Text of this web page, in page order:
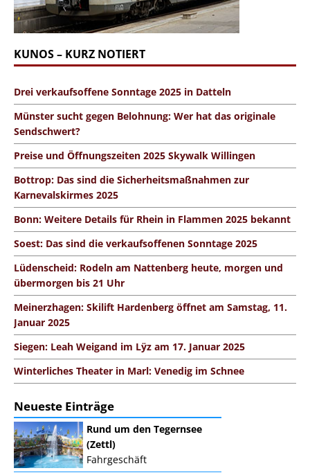
KUNOS – KURZ NOTIERT
Drei verkaufsoffene Sonntage 2025 in Datteln
Münster sucht gegen Belohnung: Wer hat das originale
Sendschwert?
Preise und Öffnungszeiten 2025 Skywalk Willingen
Bottrop: Das sind die Sicherheitsmaßnahmen zur
Karnevalskirmes 2025
Bonn: Weitere Details für Rhein in Flammen 2025 bekannt
Soest: Das sind die verkaufsoffenen Sonntage 2025
Lüdenscheid: Rodeln am Nattenberg heute, morgen und
übermorgen bis 21 Uhr
Meinerzhagen: Skilift Hardenberg öffnet am Samstag, 11.
Januar 2025
Siegen: Leah Weigand im Lÿz am 17. Januar 2025
Winterliches Theater in Marl: Venedig im Schnee
Neueste Einträge
Rund um den Tegernsee
(Zettl)
Fahrgeschäft